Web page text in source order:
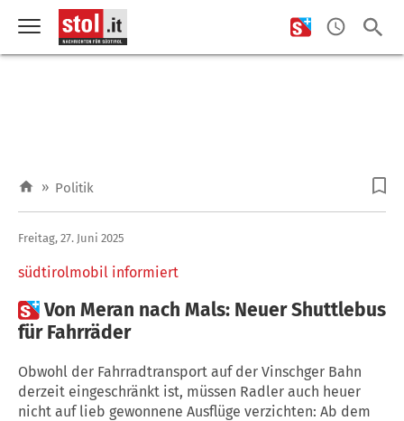
» Politik
südtirolmobil informiert
Freitag, 27. Juni 2025
Von Meran nach Mals: Neuer Shuttlebus
für Fahrräder
Obwohl der Fahrradtransport auf der Vinschger Bahn
derzeit eingeschränkt ist, müssen Radler auch heuer
nicht auf lieb gewonnene Ausflüge verzichten: Ab dem